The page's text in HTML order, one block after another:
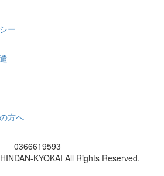
ー
方へ
KYOKAI All Rights Reserved.